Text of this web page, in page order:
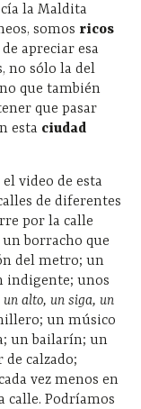
la Maldita
somos ricos
apreciar esa
no sólo la del
que también
que pasar
esta ciudad
video de esta
de diferentes
por la calle
borracho que
del metro; un
indigente; unos
un alto, un siga, un
un músico
un bailarín; un
calzado;
vez menos en
calle. Podríamos